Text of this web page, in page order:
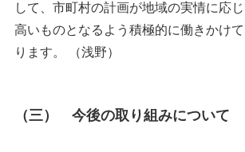
して、市町村の計画が地域の実情に応
高いものとなるよう積極的に働きかけ
ります。 （浅野）
（三） 今後の取り組みについて